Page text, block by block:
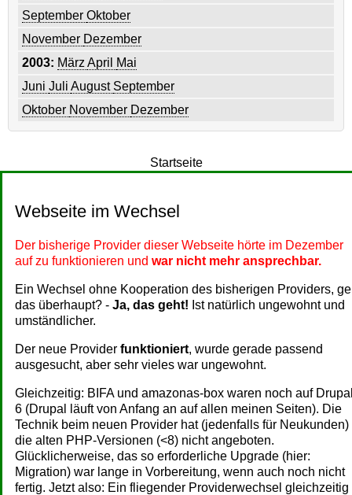
September Oktober
November Dezember
2003: März April
Mai
Juni Juli August September
Oktober November Dezember
Startseite
Webseite im Wechsel
Der bisherige Provider dieser Webseite hörte im Dezember
auf zu funktionieren und war nicht mehr ansprechbar.
Ein Wechsel ohne Kooperation des bisherigen Providers,
das überhaupt? - Ja, das geht! Ist natürlich ungewohnt und
umständlicher.
Der neue Provider funktioniert, wurde gerade passend
ausgesucht, aber sehr vieles war ungewohnt.
Gleichzeitig: BIFA und amazonas-box waren noch auf
6 (Drupal läuft von Anfang an auf allen meinen Seiten). Die
Technik beim neuen Provider hat (jedenfalls für Neukunden)
die alten PHP-Versionen (<8) nicht angeboten.
Glücklicherweise, das so erforderliche Upgrade (hier:
Migration) war lange in Vorbereitung, wenn auch noch nicht
fertig. Jetzt also: Ein fliegender Providerwechsel gleichzeitig